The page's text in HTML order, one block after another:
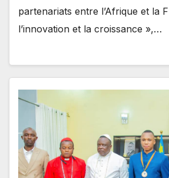
partenariats entre l’Afrique et la
l’innovation et la croissance »,…